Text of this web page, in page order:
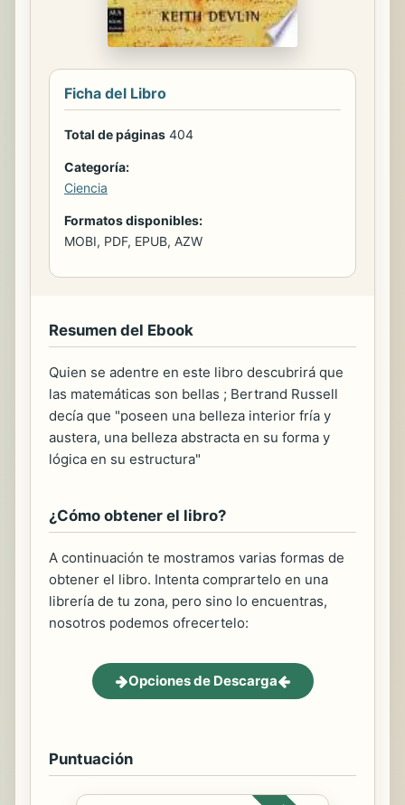
Ficha del Libro
Total de páginas 404
Categoría:
Ciencia
Formatos disponibles:
MOBI, PDF, EPUB, AZW
Resumen del Ebook
Quien se adentre en este libro descubrirá que
las matemáticas son bellas ; Bertrand Russell
decía que "poseen una belleza interior fría y
austera, una belleza abstracta en su forma y
lógica en su estructura"
¿Cómo obtener el libro?
A continuación te mostramos varias formas de
obtener el libro. Intenta comprartelo en una
librería de tu zona, pero sino lo encuentras,
nosotros podemos ofrecertelo:
Opciones de Descarga
Puntuación